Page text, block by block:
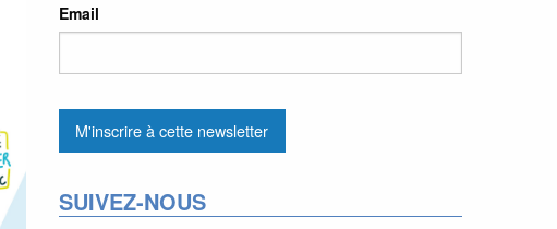
Email
SUIVEZ-NOUS